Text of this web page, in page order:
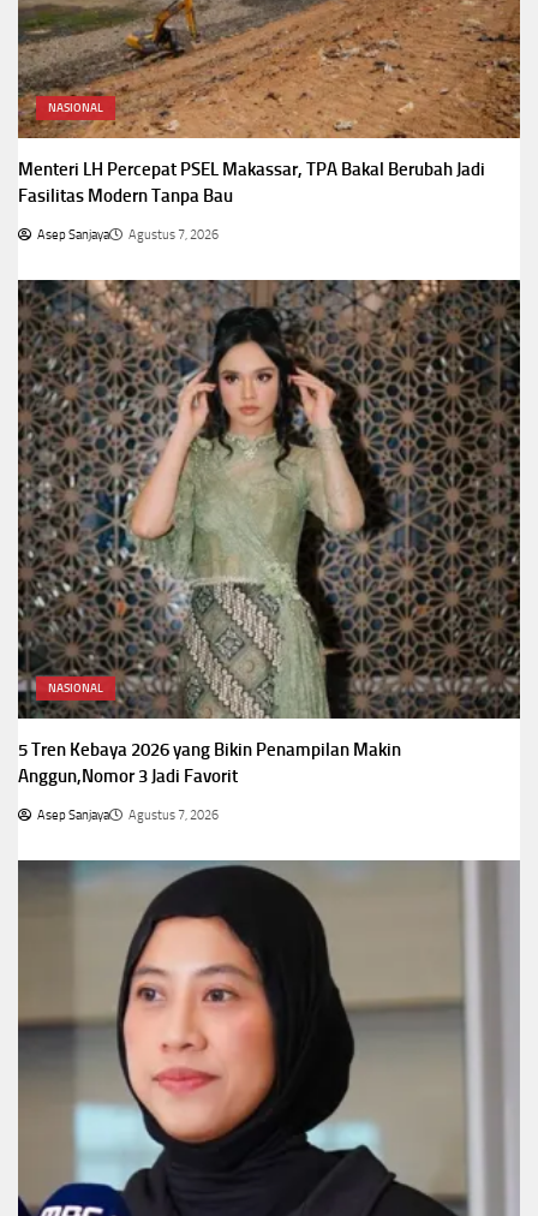
NASIONAL
Menteri LH Percepat PSEL Makassar, TPA Bakal Berubah Jadi
Fasilitas Modern Tanpa Bau
Asep Sanjaya Agustus 7, 2026
NASIONAL
5 Tren Kebaya 2026 yang Bikin Penampilan Makin
Anggun,Nomor 3 Jadi Favorit
Asep Sanjaya Agustus 7, 2026